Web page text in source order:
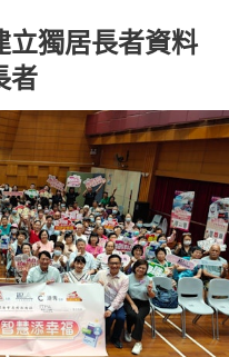
立獨居長者資料
者